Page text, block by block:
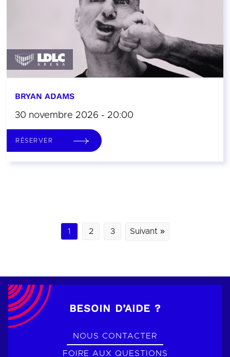
BRYAN ADAMS
30 novembre 2026 - 20:00
RÉSERVER
1 2 3 Suivant »
BESOIN D’AIDE ?
NOUS CONTACTER
FOIRE AUX QUESTIONS